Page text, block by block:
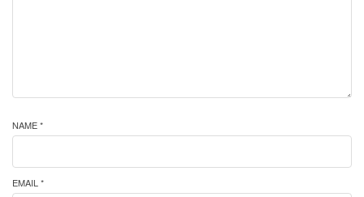
NAME *
EMAIL *